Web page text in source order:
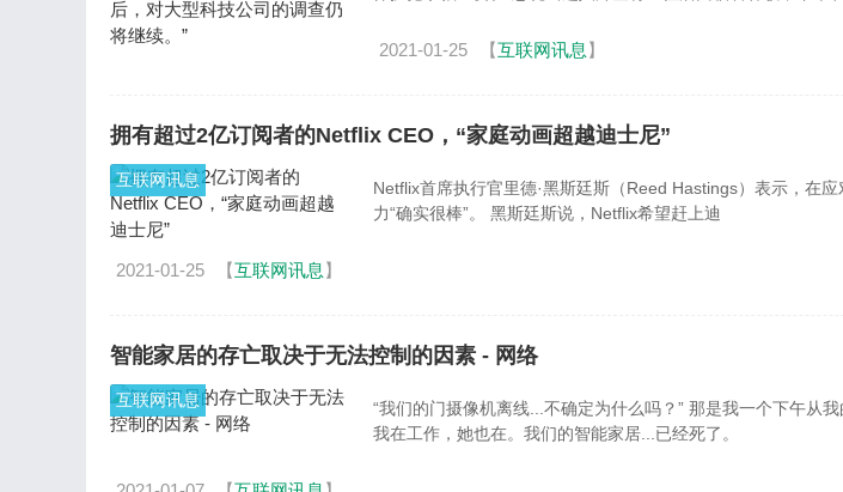
2021-01-25 【互联网讯息 】
拥有超过2亿订阅者的Netflix CEO，“家庭动画超越迪士尼”
互联网讯息
Netflix首席执行官里德·黑斯廷斯（Reed Hastings）表示，在
力“确实很棒”。 黑斯廷斯说，Netflix希望赶上迪
2021-01-25 【互联网讯息 】
智能家居的存亡取决于无法控制的因素 - 网络
互联网讯息
“我们的门摄像机离线...不确定为什么吗？” 那是我一个下午从我的伴侣那里收到的信息。那是星期三，
我在工作，她也在。我们的智能家居...已经死了。